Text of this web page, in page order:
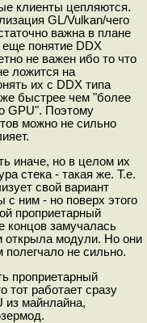
клиенты цепляются.
GL/Vulkan/чего
важна в плане
понятие DDX
не важен ибо то что
ложится на
их с DDX типа
быстрее чем "более
GPU". Поэтому
можно не сильно
иначе, но в целом их
стека - такая же. Т.е.
свой вариант
с ним - но поверх этого
проприетарный
концов замучалась
открыла модули. Но они
не сильно.
проприетарный
тот работает сразу
из майнлайна,